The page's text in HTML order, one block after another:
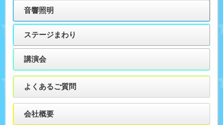
音響照明
ステージまわり
講演会
よくあるご質問
会社概要